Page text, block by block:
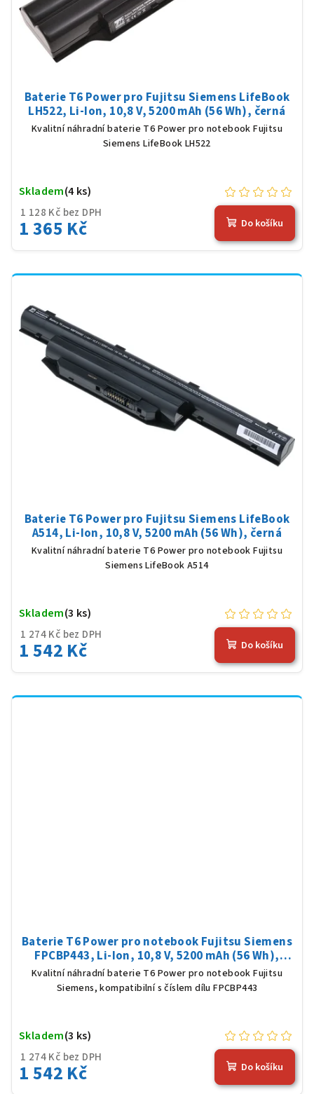
Baterie T6 Power pro Fujitsu Siemens LifeBook
LH522, Li-Ion, 10,8 V, 5200 mAh (56 Wh), černá
Kvalitní náhradní baterie T6 Power pro notebook Fujitsu
Siemens LifeBook LH522
1 128 Kč bez DPH
1 365 Kč
Skladem(4 ks)
Do košíku
Baterie T6 Power pro Fujitsu Siemens LifeBook
A514, Li-Ion, 10,8 V, 5200 mAh (56 Wh), černá
Kvalitní náhradní baterie T6 Power pro notebook Fujitsu
Siemens LifeBook A514
1 274 Kč bez DPH
1 542 Kč
Skladem(3 ks)
Do košíku
Baterie T6 Power pro notebook Fujitsu Siemens
FPCBP443, Li-Ion, 10,8 V, 5200 mAh (56 Wh),
černá
Kvalitní náhradní baterie T6 Power pro notebook Fujitsu
Siemens, kompatibilní s číslem dílu FPCBP443
1 274 Kč bez DPH
1 542 Kč
Skladem(3 ks)
Do košíku